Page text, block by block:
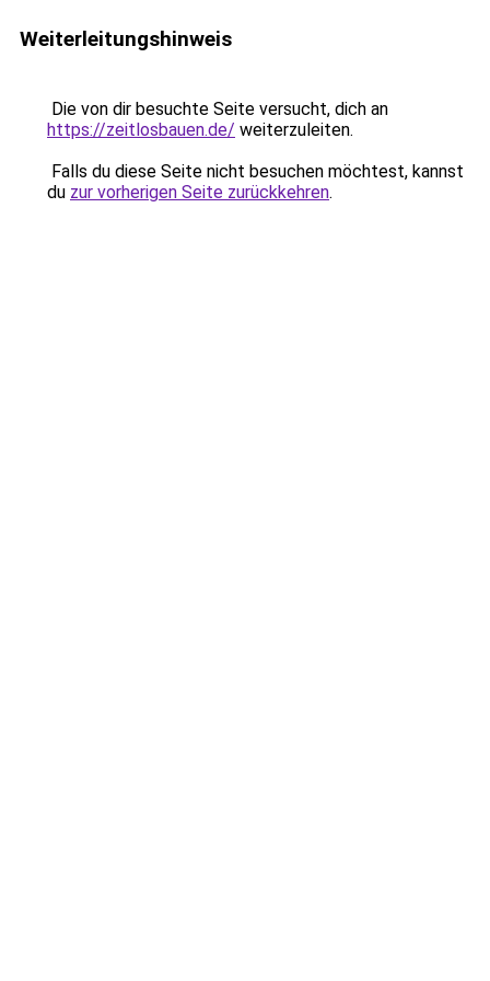
Weiterleitungshinweis
Die von dir besuchte Seite versucht, dich an
https://zeitlosbauen.de/ weiterzuleiten.
Falls du diese Seite nicht besuchen möchtest, kannst
du zur vorherigen Seite zurückkehren.